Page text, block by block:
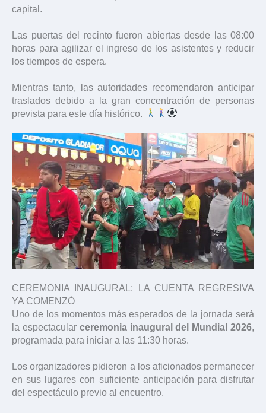
capital.
Las puertas del recinto fueron abiertas desde las 08:00
horas para agilizar el ingreso de los asistentes y reducir
los tiempos de espera.
Mientras tanto, las autoridades recomendaron anticipar
traslados debido a la gran concentración de personas
prevista para este día histórico.
CEREMONIA INAUGURAL: LA CUENTA REGRESIVA
YA COMENZÓ
Uno de los momentos más esperados de la jornada será
la espectacular ceremonia inaugural del Mundial 2026,
programada para iniciar a las 11:30 horas.
Los organizadores pidieron a los aficionados permanecer
en sus lugares con suficiente anticipación para disfrutar
del espectáculo previo al encuentro.